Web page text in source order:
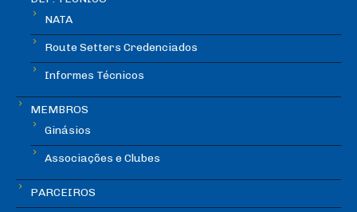
NATA
Route Setters Credenciados
Informes Técnicos
MEMBROS
Ginásios
Associações e Clubes
PARCEIROS